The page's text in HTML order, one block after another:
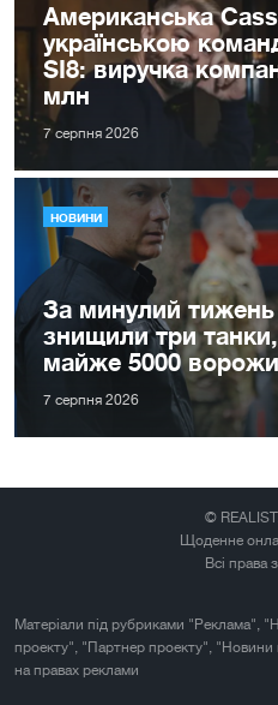
Американська
українською
SI8: виручка
млн
7 серпня 2026
НОВИНИ
За минулий
знищили три
майже 5000
7 серпня 2026
©
Щоденне
Всі права
Матеріали під рубриками "Реклама",
проекту", "Партнер проекту", "Новини
на правах реклами